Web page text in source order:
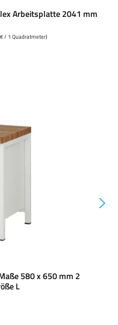
Arbeitsplatte 2041 mm
/ 1 Quadratmeter)
580 x 650 mm 2
L